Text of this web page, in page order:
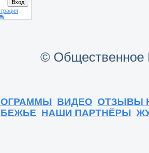
© Общественное
ВИДЕО ОТЗЫВЫ
НАШИ ПАРТНЁРЫ